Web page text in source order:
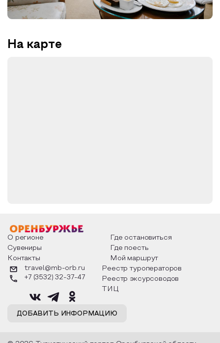
На карте
О регионе
Где остановиться
Сувениры
Где поесть
Контакты
Мой маршрут
ДОБАВИТЬ ИНФОРМАЦИЮ
travel@mb-orb.ru
+7 (3532) 32-37-47
Реестр туроператоров
Реестр эксурсоводов
ТИЦ